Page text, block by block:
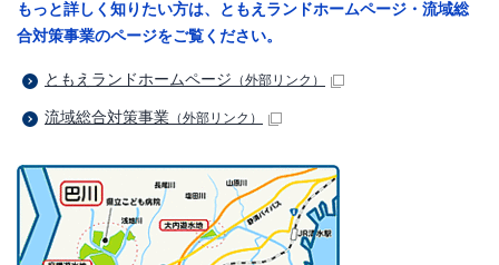
もっと詳しく知りたい方は、ともえランドホームページ・流域総
合対策事業のページをご覧ください。
ともえランドホームページ （外部リンク）
流域総合対策事業 （外部リンク）